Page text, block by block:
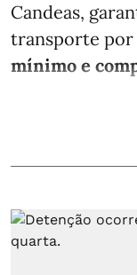
Candeas,
transporte por
mínimo e